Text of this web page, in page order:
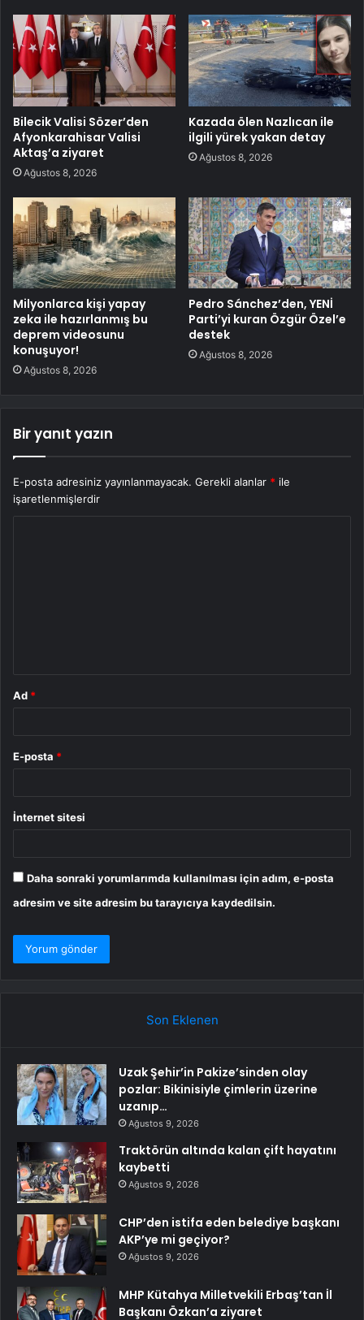
Bilecik Valisi Sözer’den
Afyonkarahisar Valisi
Aktaş’a ziyaret
Ağustos 8, 2026
Kazada ölen Nazlıcan ile
ilgili yürek yakan detay
Ağustos 8, 2026
Milyonlarca kişi yapay
zeka ile hazırlanmış bu
deprem videosunu
konuşuyor!
Ağustos 8, 2026
Pedro Sánchez’den, YENİ
Parti’yi kuran Özgür Özel’e
destek
Ağustos 8, 2026
Bir yanıt yazın
E-posta adresiniz yayınlanmayacak. Gerekli alanlar * ile
işaretlenmişlerdir
Ad *
E-posta *
İnternet sitesi
Daha sonraki yorumlarımda kullanılması için adım, e-posta
adresim ve site adresim bu tarayıcıya kaydedilsin.
Son Eklenen
Uzak Şehir’in Pakize’sinden olay
pozlar: Bikinisiyle çimlerin üzerine
uzanıp…
Ağustos 9, 2026
Traktörün altında kalan çift hayatını
kaybetti
Ağustos 9, 2026
CHP’den istifa eden belediye başkanı
AKP’ye mi geçiyor?
Ağustos 9, 2026
MHP Kütahya Milletvekili Erbaş’tan İl
Başkanı Özkan’a ziyaret